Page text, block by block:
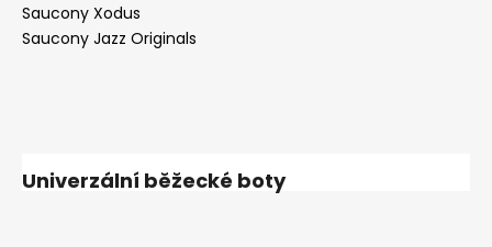
Saucony Xodus
Saucony Jazz Originals
Univerzální běžecké boty